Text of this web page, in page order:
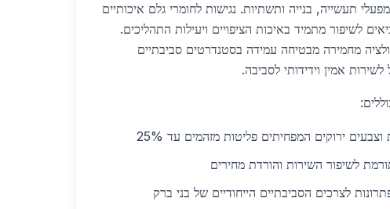
תעשייה, בנייה ותשתיות. נגישות לחומרי גלם איכותיים
לשיפור מתמיד באיכות הציפויים ויעילות התהליכים.
מחמירה מבטיחה עמידה בסטנדרטים סביבתיים
אמין וידידותי לסביבה.
וצבעים ירוקים המפחיתים פליטות מזהמים עד 25%
לשיפור השירות והורדת מחירים
לצרכים הסביבתיים הייחודיים של בני ברק